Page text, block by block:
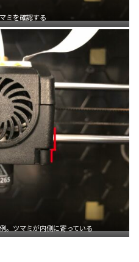
ミを確認する
。ツマミが内側に寄っている